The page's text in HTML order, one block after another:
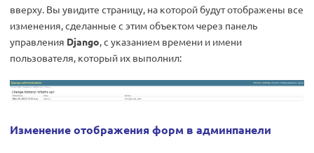
вверху. Вы увидите страницу, на которой будут отображены все
изменения, сделанные с этим объектом через панель
управления Django , с указанием времени и имени
пользователя, который их выполнил:
Изменение отображения форм в админпанели